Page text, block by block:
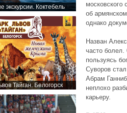
экскурсии. Коктебель
Тайган. Белогорск
московского
об
однако
Назван
часто болел.
пользуясь
Суворов
Абрам
неплохо
карьеру.